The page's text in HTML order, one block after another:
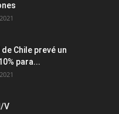
Chile prevé un
para...
V